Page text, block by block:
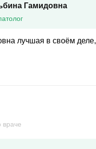
Гамидовна
лучшая в своём деле,
враче